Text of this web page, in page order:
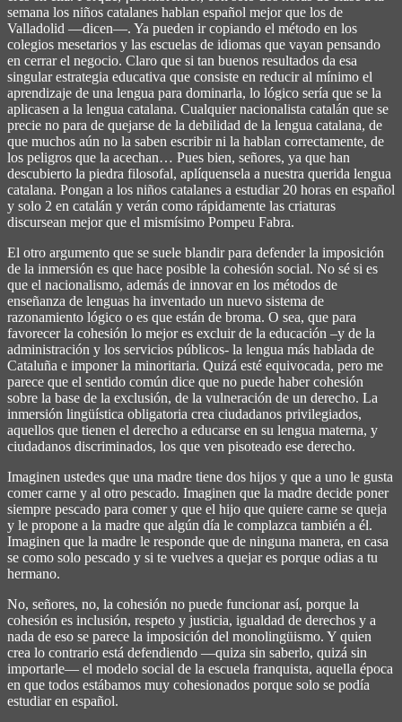
semana los niños catalanes hablan español mejor que los de
Valladolid ―dicen―. Ya pueden ir copiando el método en los
colegios mesetarios y las escuelas de idiomas que vayan pensando
en cerrar el negocio. Claro que si tan buenos resultados da esa
singular estrategia educativa que consiste en reducir al mínimo el
aprendizaje de una lengua para dominarla, lo lógico sería que se la
aplicasen a la lengua catalana. Cualquier nacionalista catalán que se
precie no para de quejarse de la debilidad de la lengua catalana, de
que muchos aún no la saben escribir ni la hablan correctamente, de
los peligros que la acechan… Pues bien, señores, ya que han
descubierto la piedra filosofal, aplíquensela a nuestra querida lengua
catalana. Pongan a los niños catalanes a estudiar 20 horas en español
y solo 2 en catalán y verán como rápidamente las criaturas
discursean mejor que el mismísimo Pompeu Fabra.
El otro argumento que se suele blandir para defender la imposición
de la inmersión es que hace posible la cohesión social. No sé si es
que el nacionalismo, además de innovar en los métodos de
enseñanza de lenguas ha inventado un nuevo sistema de
razonamiento lógico o es que están de broma. O sea, que para
favorecer la cohesión lo mejor es excluir de la educación –y de la
administración y los servicios públicos- la lengua más hablada de
Cataluña e imponer la minoritaria. Quizá esté equivocada, pero me
parece que el sentido común dice que no puede haber cohesión
sobre la base de la exclusión, de la vulneración de un derecho. La
inmersión lingüística obligatoria crea ciudadanos privilegiados,
aquellos que tienen el derecho a educarse en su lengua materna, y
ciudadanos discriminados, los que ven pisoteado ese derecho.
Imaginen ustedes que una madre tiene dos hijos y que a uno le gusta
comer carne y al otro pescado. Imaginen que la madre decide poner
siempre pescado para comer y que el hijo que quiere carne se queja
y le propone a la madre que algún día le complazca también a él.
Imaginen que la madre le responde que de ninguna manera, en casa
se como solo pescado y si te vuelves a quejar es porque odias a tu
hermano.
No, señores, no, la cohesión no puede funcionar así, porque la
cohesión es inclusión, respeto y justicia, igualdad de derechos y a
nada de eso se parece la imposición del monolingüismo. Y quien
crea lo contrario está defendiendo ―quiza sin saberlo, quizá sin
importarle― el modelo social de la escuela franquista, aquella época
en que todos estábamos muy cohesionados porque solo se podía
estudiar en español.